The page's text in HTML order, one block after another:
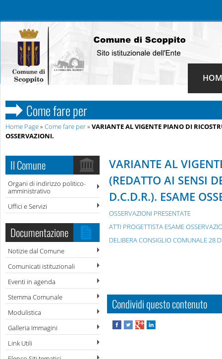
Come fare per
Home Page» Come fare per» VARIANTE AL VIGENTE PIANO DI
OSSERVAZIONI.
Il Comune
Organi di indirizzo politico-
amministrativo
Uffici e Servizi
Documentazione
Notizie dal Comune
Comunicati istituzionali
Eventi in agenda
Stemma Comunale
Modulistica
Galleria Immagini
Link Utili
VARIANTE AL
(REDATTO AI SENSI
D.C.D.R.). ESAME
OSSERVAZIONI PRESENTATE
ATTI PROGETTISTA ESAME
DELIBERA CONSIGLIO COMUNALE 28
Condividi questo contenuto